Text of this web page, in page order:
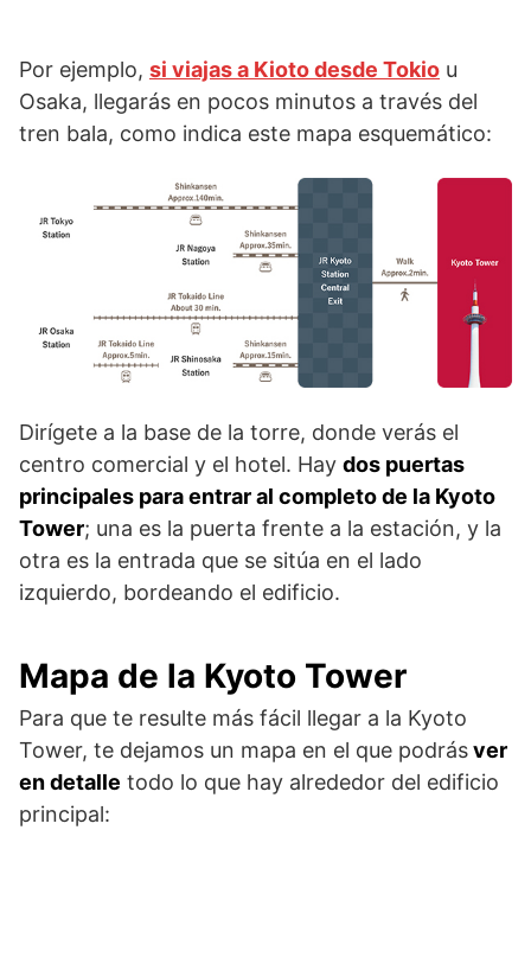
Por ejemplo, si viajas a Kioto desde Tokio u
Osaka, llegarás en pocos minutos a través del
tren bala, como indica este mapa esquemático:
Dirígete a la base de la torre, donde verás el
centro comercial y el hotel. Hay dos puertas
principales para entrar al completo de la Kyoto
Tower; una es la puerta frente a la estación, y la
otra es la entrada que se sitúa en el lado
izquierdo, bordeando el edificio.
Mapa de la Kyoto Tower
Para que te resulte más fácil llegar a la Kyoto
Tower, te dejamos un mapa en el que podrásver
en detalle todo lo que hay alrededor del edificio
principal: